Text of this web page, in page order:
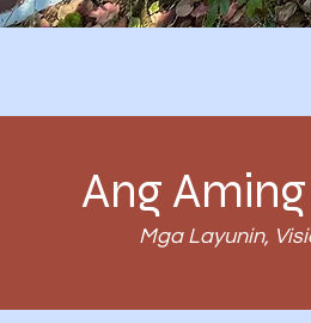
Ang
Mga Layunin,